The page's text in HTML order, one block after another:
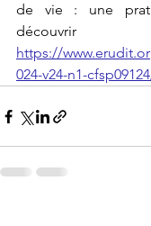
de vie : une
https://
024-v24-n1-